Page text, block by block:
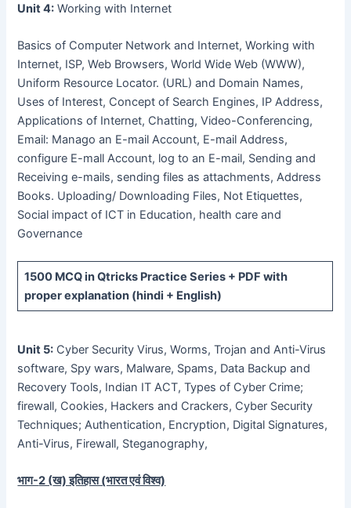
Unit 4: Working with Internet
Basics of Computer Network and Internet, Working with
Internet, ISP, Web Browsers, World Wide Web (WWW),
Uniform Resource Locator. (URL) and Domain Names,
Uses of Interest, Concept of Search Engines, IP Address,
Applications of Internet, Chatting, Video-Conferencing,
Email: Manago an E-mail Account, E-mail Address,
configure E-mall Account, log to an E-mail, Sending and
Receiving e-mails, sending files as attachments, Address
Books. Uploading/ Downloading Files, Not Etiquettes,
Social impact of ICT in Education, health care and
Governance
1500 MCQin Qtricks Practice Series + PDF with
proper explanation (hindi + English)
Unit 5: Cyber Security Virus, Worms, Trojan and Anti-Virus
software, Spy wars, Malware, Spams, Data Backup and
Recovery Tools, Indian IT ACT, Types of Cyber Crime;
firewall, Cookies, Hackers and Crackers, Cyber Security
Techniques; Authentication, Encryption, Digital Signatures,
Anti-Virus, Firewall, Steganography,
भाग-2 (ख) इतिहास (भारत एवं विश्व)